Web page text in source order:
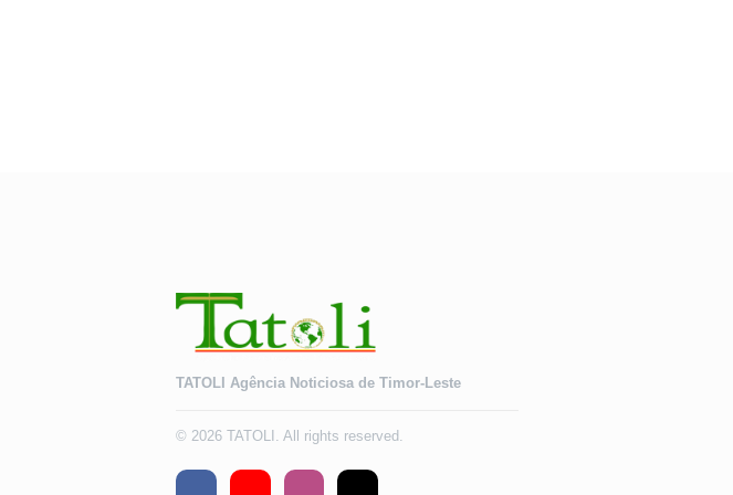
TATOLI Agência Noticiosa de Timor-Leste
© 2026 TATOLI. All rights reserved.